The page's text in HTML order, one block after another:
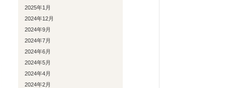
2025年1月
2024年12月
2024年9月
2024年7月
2024年6月
2024年5月
2024年4月
2024年2月